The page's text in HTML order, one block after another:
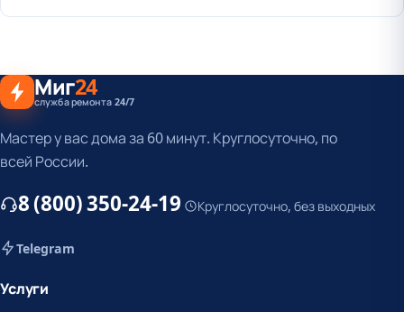
Миг24
служба ремонта 24/7
Мастер у вас дома за 60 минут. Круглосуточно, по
всей России.
8 (800) 350-24-19 Круглосуточно, без выходных
Telegram
Услуги